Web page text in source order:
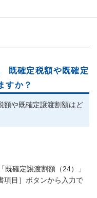
既確定税額や既確定
すか？
額や既確定譲渡割額はど
確定譲渡割額（24）」
項目］ボタンから入力で